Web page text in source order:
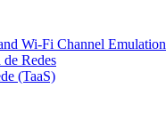
Wi-Fi Channel Emulation
de Redes
(TaaS)